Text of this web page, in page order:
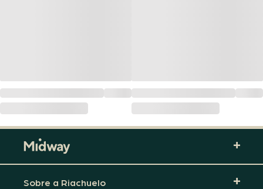
Sobre a Riachuelo